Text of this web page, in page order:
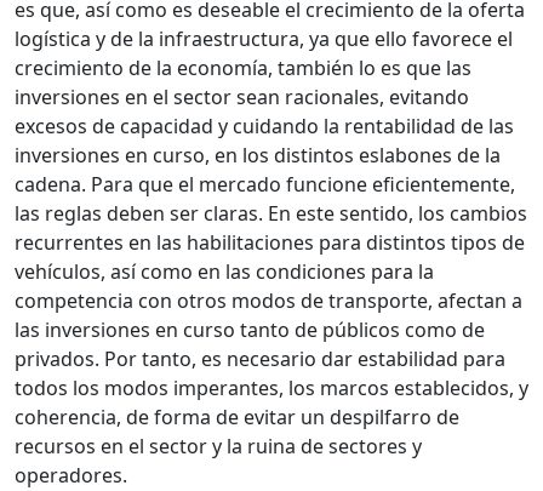
es que, así como es deseable el crecimiento de la oferta
logística y de la infraestructura, ya que ello favorece el
crecimiento de la economía, también lo es que las
inversiones en el sector sean racionales, evitando
excesos de capacidad y cuidando la rentabilidad de las
inversiones en curso, en los distintos eslabones de la
cadena. Para que el mercado funcione eficientemente,
las reglas deben ser claras. En este sentido, los cambios
recurrentes en las habilitaciones para distintos tipos de
vehículos, así como en las condiciones para la
competencia con otros modos de transporte, afectan a
las inversiones en curso tanto de públicos como de
privados. Por tanto, es necesario dar estabilidad para
todos los modos imperantes, los marcos establecidos, y
coherencia, de forma de evitar un despilfarro de
recursos en el sector y la ruina de sectores y
operadores.